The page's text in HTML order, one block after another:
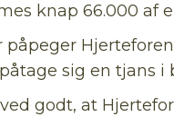
knap 66.000 af
sig en tjans i
godt, at